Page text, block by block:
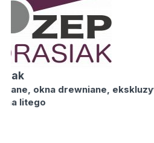
okna drewniane, ekskluzywne